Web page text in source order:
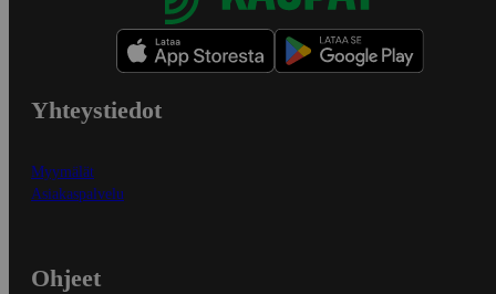
Yhteystiedot
Myymälät
Asiakaspalvelu
Ohjeet